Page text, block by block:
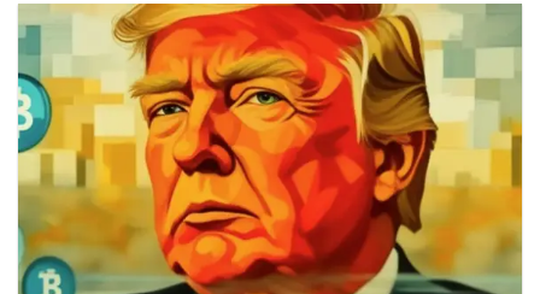
Government Efficiency) và chỉ trích dự luật “Big
Beautiful Bill” của Trump,...